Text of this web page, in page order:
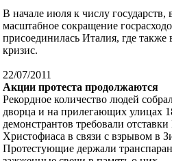
В начале июля к числу
масштабное сокращение
присоединилась Италия, где
кризис.
22/07/2011
Акции протеста продолжаются
Рекордное количество людей
дворца и на прилегающих улицах
демонстрантов требовали
Христофиаса в связи с взрывом в
Протестующие держали